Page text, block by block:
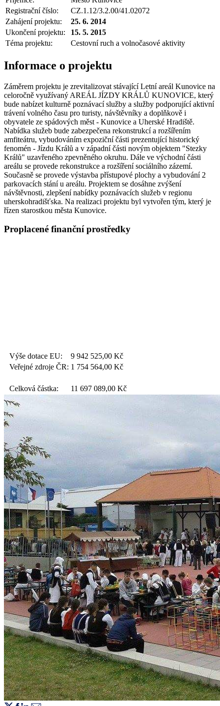
Registrační číslo:
CZ.1.12/3.2.00/41.02072
Zahájení projektu:
25. 6. 2014
Ukončení projektu:
15. 5. 2015
Téma projektu:
Cestovní ruch a volnočasové aktivity
Informace o projektu
Záměrem projektu je zrevitalizovat stávající Letní areál Kunovice na
celoročně využívaný AREÁL JÍZDY KRÁLŮ KUNOVICE, který
bude nabízet kulturně poznávací služby a služby podporující aktivní
trávení volného času pro turisty, návštěvníky a doplňkově i
obyvatele ze spádových měst - Kunovice a Uherské Hradiště.
Nabídka služeb bude zabezpečena rekonstrukcí a rozšířením
amfiteátru, vybudováním expoziční části prezentující historický
fenomén - Jízdu Králů a v západní části novým objektem "Stezky
Králů" uzavřeného zpevněného okruhu. Dále ve východní části
areálu se provede rekonstrukce a rozšíření sociálního zázemí.
Současně se provede výstavba přístupové plochy a vybudování 2
parkovacích stání u areálu. Projektem se dosáhne zvýšení
návštěvnosti, zlepšení nabídky poznávacích služeb v regionu
uherskohradišťska. Na realizaci projektu byl vytvořen tým, který je
řízen starostkou města Kunovice.
Proplacené finanční prostředky
Výše dotace EU: 9 942 525,00 Kč
Veřejné zdroje ČR: 1 754 564,00 Kč
Celková částka: 11 697 089,00 Kč